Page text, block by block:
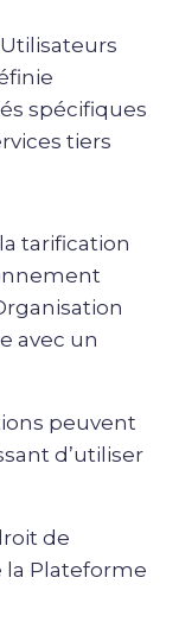
spécifiques
tiers
tarification
avec un
peuvent
d’utiliser
de
Plateforme